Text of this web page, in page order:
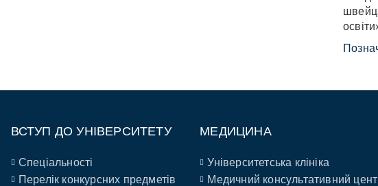
ВСТУП ДО УНІВЕРСИТЕТУ
Спеціальності
Перелік конкурсних предметів
МЕДИЦИНА
Університетська клініка
Медичний консультативний